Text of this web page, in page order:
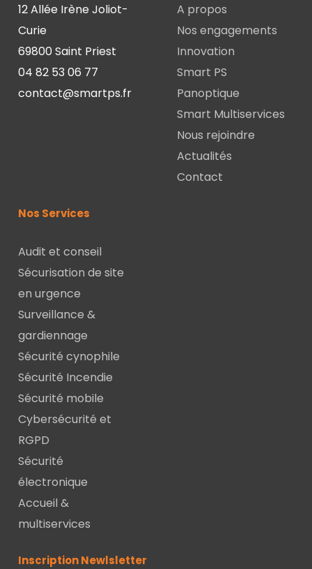
12 Allée Irène Joliot-
Curie
69800 Saint Priest
04 82 53 06 77
contact@smartps.fr
A propos
Nos engagements
Innovation
Smart PS
Panoptique
Smart Multiservices
Nous rejoindre
Actualités
Contact
Nos Services
Audit et conseil
Sécurisation de site
en urgence
Surveillance &
gardiennage
Sécurité cynophile
Sécurité Incendie
Sécurité mobile
Cybersécurité et
RGPD
Sécurité
électronique
Accueil &
multiservices
Inscription Newlsletter